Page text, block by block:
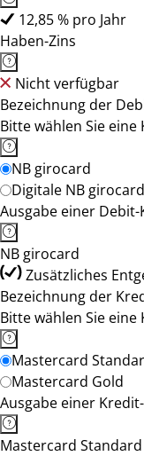
12,85 % pro Jahr
Haben-Zins
Nicht verfügbar
Bezeichnung der
Bitte wählen Sie eine
NB girocard
Digitale NB girocard
Ausgabe einer
NB girocard
Zusätzliches
Bezeichnung der
Bitte wählen Sie eine
Mastercard
Mastercard Gold
Ausgabe einer
Mastercard Standard